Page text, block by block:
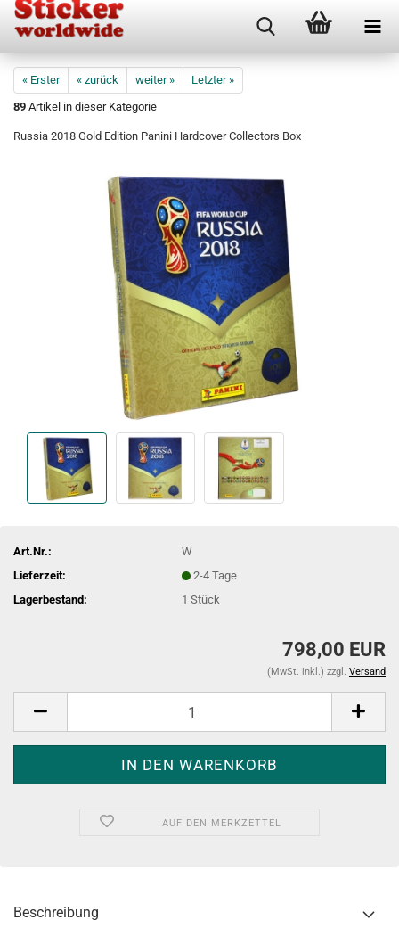
« Erster « zurück weiter »
Letzter »
89 Artikel in dieser Kategorie
Russia 2018 Gold Edition Panini Hardcover Collectors Box
Art.Nr.:
W
Lieferzeit:
2-4 Tage
Lagerbestand:
1Stück
798,00 EUR
(MwSt. inkl.) zzgl. Versand
AUF DEN MERKZETTEL
Beschreibung